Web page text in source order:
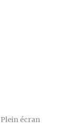
Plein écran